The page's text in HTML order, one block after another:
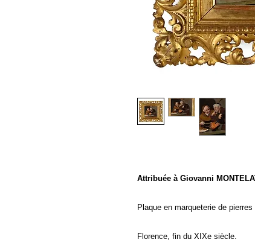
Attribuée à Giovanni
Plaque en marqueterie de
Florence, fin du XIXe siècle.